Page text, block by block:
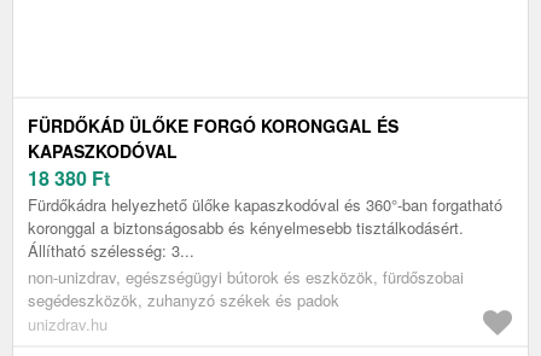
FÜRDŐKÁD ÜLŐKE FORGÓ KORONGGAL ÉS
KAPASZKODÓVAL
18 380 Ft
Fürdőkádra helyezhető ülőke kapaszkodóval és 360°-ban forgatható
koronggal a biztonságosabb és kényelmesebb tisztálkodásért.
Állítható szélesség: 3...
non-unizdrav, egészségügyi bútorok és eszközök, fürdőszobai
segédeszközök, zuhanyzó székek és padok
unizdrav.hu